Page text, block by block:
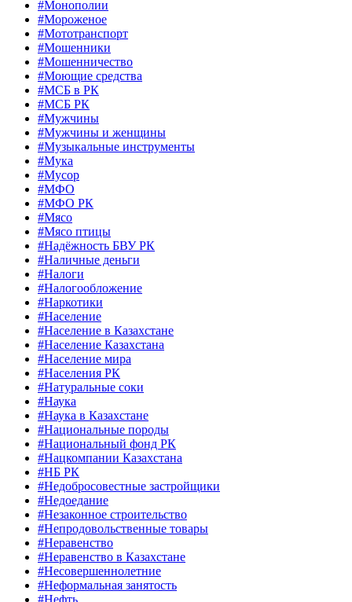
#Монополии
#Мороженое
#Мототранспорт
#Мошенники
#Мошенничество
#Моющие средства
#МСБ в РК
#МСБ РК
#Мужчины
#Мужчины и женщины
#Музыкальные инструменты
#Мука
#Мусор
#МФО
#МФО РК
#Мясо
#Мясо птицы
#Надёжность БВУ РК
#Наличные деньги
#Налоги
#Налогообложение
#Наркотики
#Население
#Население в Казахстане
#Население Казахстана
#Население мира
#Населения РК
#Натуральные соки
#Наука
#Наука в Казахстане
#Национальные породы
#Национальный фонд РК
#Нацкомпании Казахстана
#НБ РК
#Недобросовестные застройщики
#Недоедание
#Незаконное строительство
#Непродовольственные товары
#Неравенство
#Неравенство в Казахстане
#Несовершеннолетние
#Неформальная занятость